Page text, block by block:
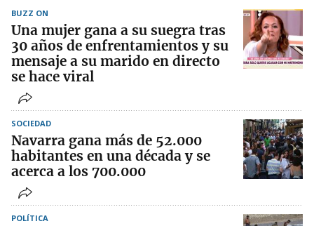
BUZZ ON
Una mujer gana a su suegra tras
30 años de enfrentamientos y su
mensaje a su marido en directo
se hace viral
SOCIEDAD
Navarra gana más de 52.000
habitantes en una década y se
acerca a los 700.000
POLÍTICA